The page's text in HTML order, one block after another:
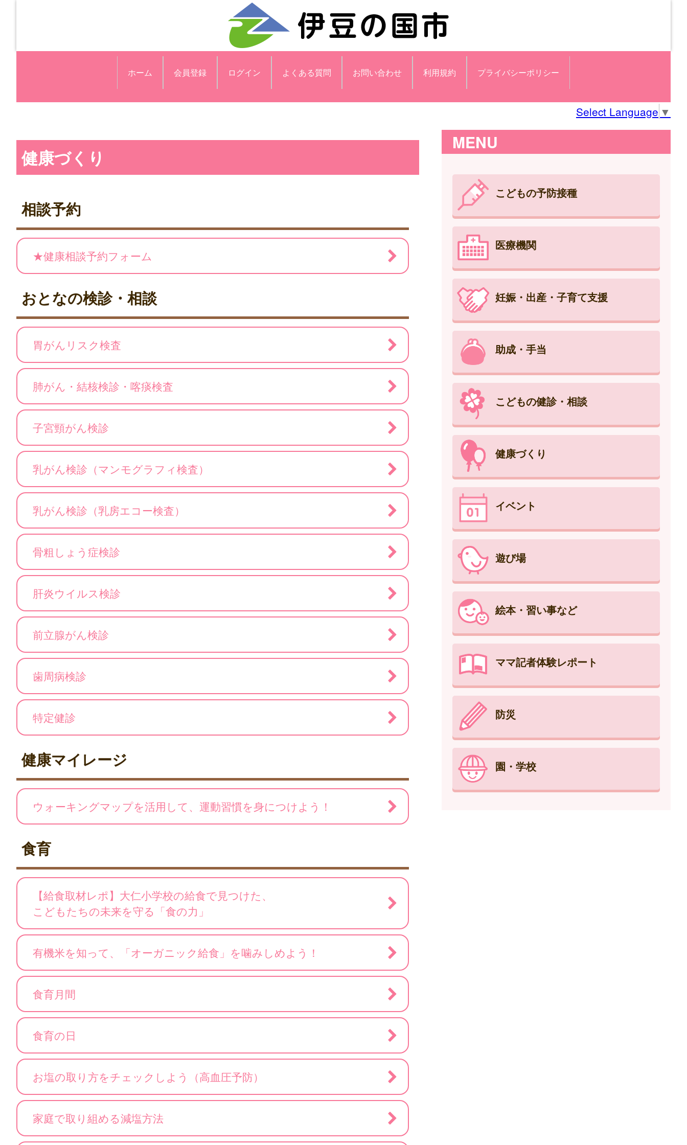
ホーム 会員登録 ログイン よくある質問 お問い合わせ 利用規約 プライバシーポリシー
Select Language ▼
健康づくり
相談予約
★健康相談予約フォーム
おとなの検診・相談
胃がんリスク検査
肺がん・結核検診・喀痰検査
子宮頸がん検診
乳がん検診（マンモグラフィ検査）
乳がん検診（乳房エコー検査）
骨粗しょう症検診
肝炎ウイルス検診
前立腺がん検診
歯周病検診
特定健診
健康マイレージ
ウォーキングマップを活用して、運動習慣を身につけよう！
食育
【給食取材レポ】大仁小学校の給食で見つけた、
こどもたちの未来を守る「食の力」
有機米を知って、「オーガニック給食」を噛みしめよう！
食育月間
食育の日
お塩の取り方をチェックしよう（高血圧予防）
家庭で取り組める減塩方法
MENU
こどもの予防接種
医療機関
妊娠・出産・子育て支援
助成・手当
こどもの健診・相談
健康づくり
イベント
遊び場
絵本・習い事など
ママ記者体験レポート
防災
園・学校